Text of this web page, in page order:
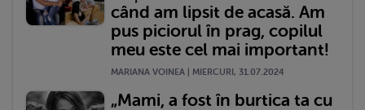
când am lipsit de acasă. Am
pus piciorul în prag, copilul
meu este cel mai important!
MARIANA VOINEA | MIERCURI, 31.07.2024
„Mami, a fost în burtica ta cu